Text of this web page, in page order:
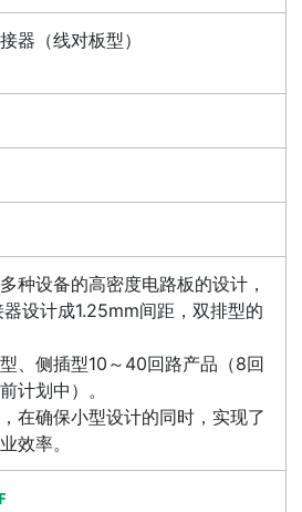
器（线对板型）
种设备的高密度电路板的设计，
设计成1.25mm间距，双排型的
、侧插型10～40回路产品（8回
计划中）。
在确保小型设计的同时，实现了
效率。